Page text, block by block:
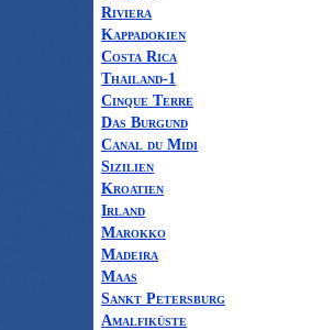
Riviera
Kappadokien
Costa Rica
Thailand-1
Cinque Terre
Das Burgund
Canal du Midi
Sizilien
Kroatien
Irland
Marokko
Madeira
Maas
Sankt Petersburg
Amalfiküste